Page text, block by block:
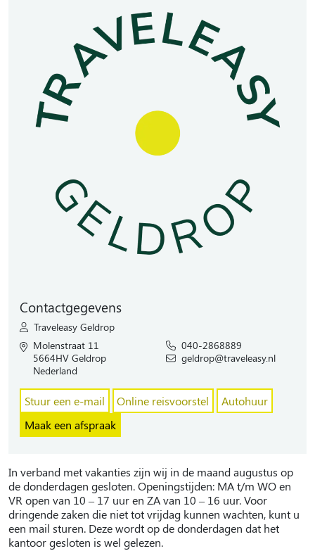
Contactgegevens
Traveleasy Geldrop
Molenstraat 11
5664HV Geldrop
Nederland
040-2868889
geldrop@traveleasy.nl
Stuur een e-mail Online reisvoorstel
Autohuur
Maak een afspraak
In verband met vakanties zijn wij in de maand augustus op
de donderdagen gesloten. Openingstijden: MA t/m WO en
VR open van 10 – 17 uur en ZA van 10 – 16 uur. Voor
dringende zaken die niet tot vrijdag kunnen wachten, kunt u
een mail sturen. Deze wordt op de donderdagen dat het
kantoor gesloten is wel gelezen.